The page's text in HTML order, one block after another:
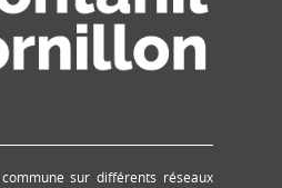
sur différents réseaux